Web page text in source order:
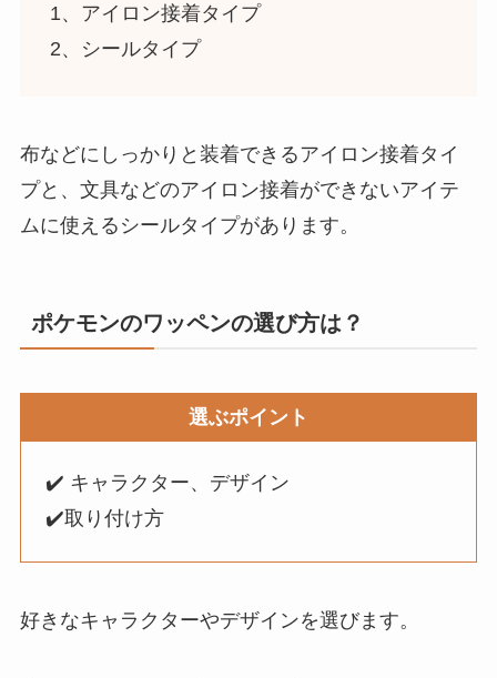
1、アイロン接着タイプ
2、シールタイプ
布などにしっかりと装着できるアイロン接着タイ
プと、文具などのアイロン接着ができないアイテ
ムに使えるシールタイプがあります。
ポケモンのワッペンの選び方は？
選ぶポイント
✔️ キャラクター、デザイン
✔️取り付け方
好きなキャラクターやデザインを選びます。